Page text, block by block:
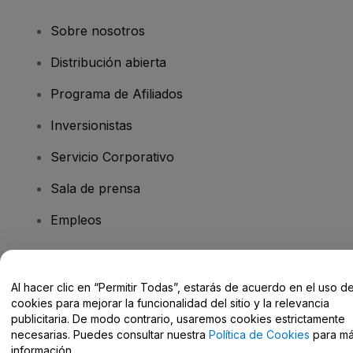
Sobre nosotros
Distribución abierta
Programa de Afiliados
Inversionistas
Servicio Corporativo
Sala de prensa
Empleos
Centro de Ayuda / Contacto
Al hacer clic en “Permitir Todas”, estarás de acuerdo en el uso
cookies para mejorar la funcionalidad del sitio y la relevancia
publicitaria. De modo contrario, usaremos cookies estrictamente
necesarias. Puedes consultar nuestra Política de Cookies para
información.